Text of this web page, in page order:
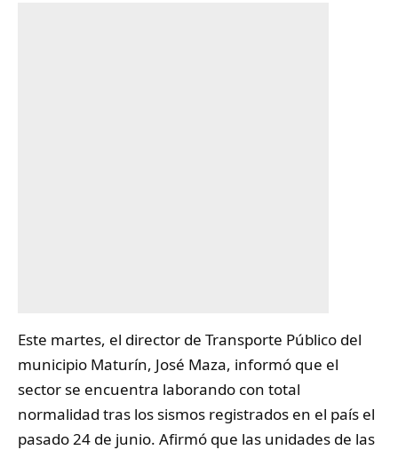
Este martes, el director de Transporte Público del
municipio Maturín, José Maza, informó que el
sector se encuentra laborando con total
normalidad tras los sismos registrados en el país el
pasado 24 de junio. Afirmó que las unidades de las